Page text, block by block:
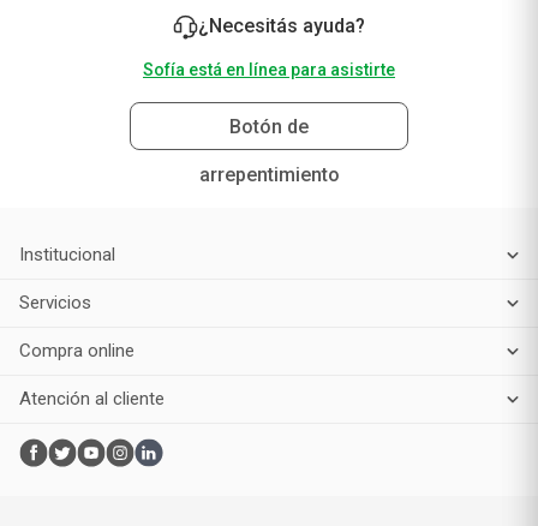
¿Necesitás ayuda?
Sofía está en línea para asistirte
Botón de
arrepentimiento
Institucional
Servicios
Compra online
Atención al cliente